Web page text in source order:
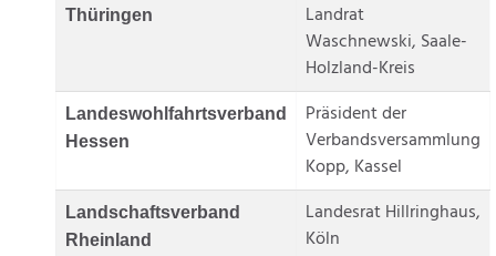
Thüringen
Landrat
Waschnewski, Saale-
Holzland-Kreis
Landeswohlfahrtsverband
Hessen
Präsident der
Verbandsversammlung
Kopp, Kassel
Landschaftsverband
Rheinland
Landesrat Hillringhaus,
Köln